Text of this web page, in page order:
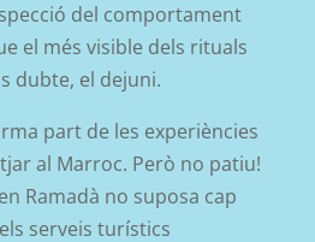
del comportament
el més visible dels rituals
dubte, el dejuni.
part de les experiències
al Marroc. Però no patiu!
Ramadà no suposa cap
serveis turístics